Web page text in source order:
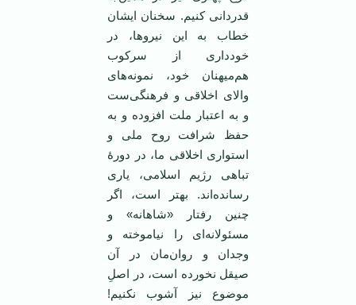
قدردانی کنیم. سخنان ایشان
خطاب به این نیروها، در
خودداری از سرکوب
هم‌میهنان خود، نمونه‌های
والای اخلاقی و فرهنگی‌ست
و به اعتبار ملت افزوده و به
حفظ شرافت روح ملی و
استواری اخلاقی ما، در دورۀ
تباهی رژیم اسلامی، یاری
رسانده‌اند. بهتر است، اگر
چنین رفتار «شاهانه» و
مسئولانه‌ای را نیاموخته و
وجدان و روان‌مان در آن
صیقل نخورده‌ است، در اصلِ
موضوع نیز آشوب نکنیم!